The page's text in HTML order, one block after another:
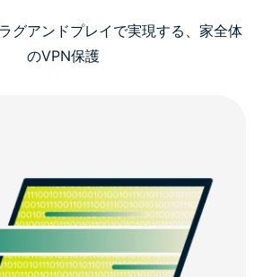
グアンドプレイで実現する、家全体
のVPN保護